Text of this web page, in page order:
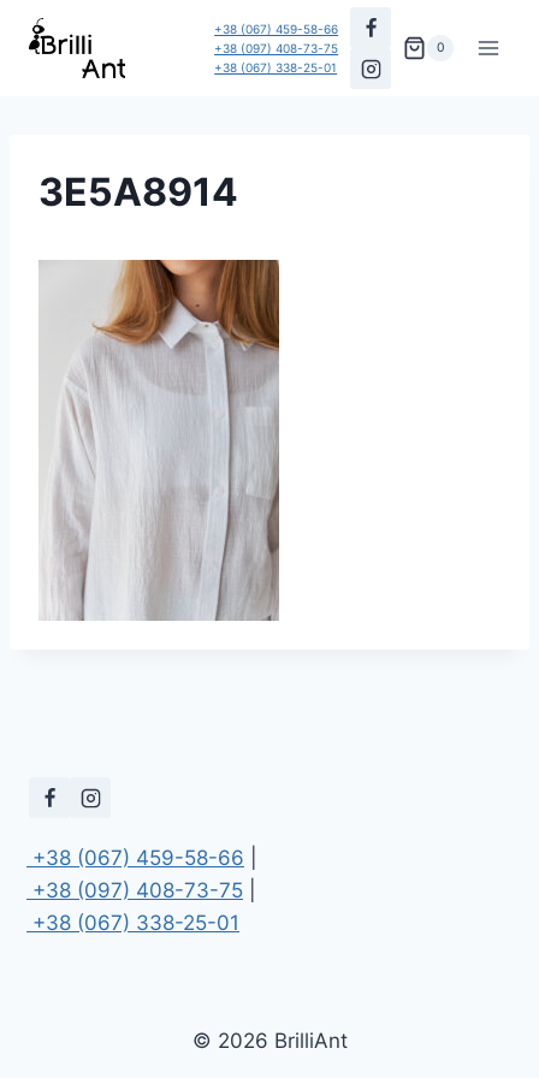
Перейти
+38 (067) 459-58-66
+38 (097) 408-73-75
+38 (067) 338-25-01
0
3E5A8914
+38 (067) 459-58-66
+38 (097) 408-73-75
+38 (067) 338-25-01
© 2026 BrilliAnt